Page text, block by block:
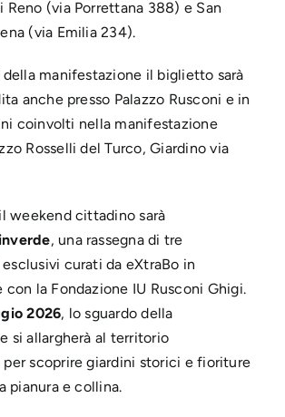
Reno (via Porrettana 388) e San
(via Emilia 234).
manifestazione il biglietto sarà
anche presso Palazzo Rusconi e in
coinvolti nella manifestazione
Rosselli del Turco, Giardino via
weekend cittadino sarà
, una rassegna di tre
curati da eXtraBo in
con la Fondazione IU Rusconi Ghigi.
2026, lo sguardo della
si allargherà al territorio
scoprire giardini storici e fioriture
pianura e collina.